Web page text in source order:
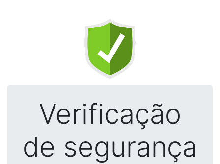
Verificação
de segurança